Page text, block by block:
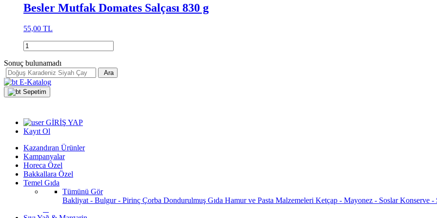
Besler Mutfak Domates Salçası 830 g
55,00 TL
Sonuç bulunamadı
Ara
E-Katalog
Sepetim
GİRİŞ YAP
Kayıt Ol
Kazandıran Ürünler
Kampanyalar
Horeca Özel
Bakkallara Özel
Temel Gıda
Tümünü Gör
Bakliyat - Bulgur - Pirinç Çorba Dondurulmuş Gıda Hamur ve Pasta Malzemeleri Ketçap - Mayonez - SoslarKonserve -